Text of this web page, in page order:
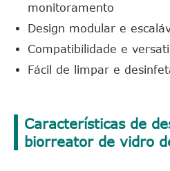
monitoramento
Design modular e
Compatibilidade e
Fácil de limpar e
Características de
biorreator de vidro